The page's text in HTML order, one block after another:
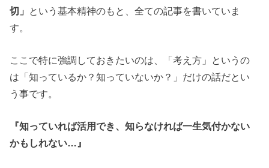
切」 という基本精神のもと、全ての記事を書いていま
す。
ここで特に強調しておきたいのは、「考え方」というの
は「知っているか？知っていないか？」だけの話だとい
う事です。
『知っていれば活用でき、知らなければ一生気付かない
かもしれない…』